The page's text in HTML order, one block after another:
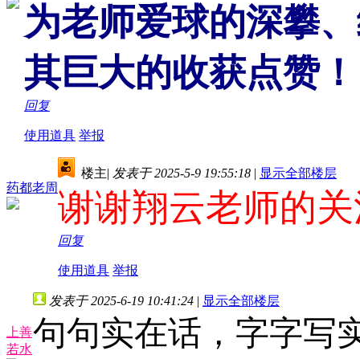
为老师爱球的深攀
其巨大的收获点赞！
回复
使用道具 举报
药都老周
楼主| 发表于 2025-5-9 19:55:18 | 显示全部楼层
谢谢翔云老师的
回复
使用道具 举报
上善
若水
发表于 2025-6-19 10:41:24 | 显示全部楼层
句句实在话，字字写